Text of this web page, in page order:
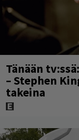
Tänään
– Stephen
takeina